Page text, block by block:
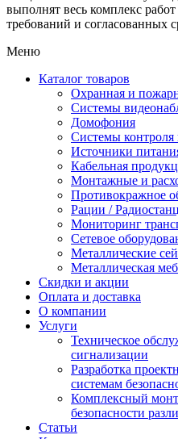
выполнят весь комплекс
требований и согласованных
Меню
Каталог товаров
Охранная и
Системы
Домофония
Системы контроля
Источники
Кабельная
Монтажные и
Противокражное
Рации /
Мониторинг
Сетевое
Металлические
Металлическая
Скидки и акции
Оплата и доставка
О компании
Услуги
Техническое
сигнализации
Разработка
системам
Комплексный
безопасности
Статьи